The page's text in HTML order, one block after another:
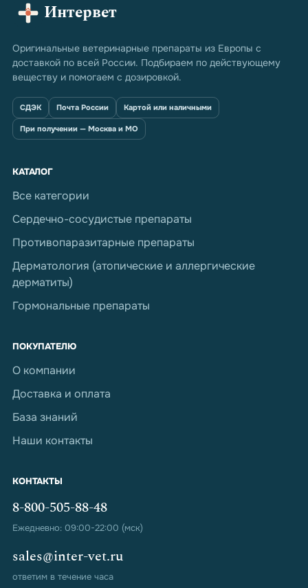
Интервет
Оригинальные ветеринарные препараты из Европы с
доставкой по всей России. Подбираем по действующему
веществу и помогаем с дозировкой.
СДЭК Почта России Картой или наличными
При получении — Москва и МО
КАТАЛОГ
Все категории
Сердечно-сосудистые препараты
Противопаразитарные препараты
Дерматология (атопические и аллергические
дерматиты)
Гормональные препараты
ПОКУПАТЕЛЮ
О компании
Доставка и оплата
База знаний
Наши контакты
КОНТАКТЫ
8-800-505-88-48
Ежедневно: 09:00-22:00 (мск)
sales@inter-vet.ru
ответим в течение часа